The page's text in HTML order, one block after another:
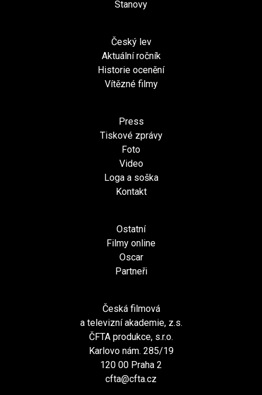
Stanovy
Český lev
Aktuální ročník
Historie ocenění
Vítězné filmy
Press
Tiskové zprávy
Foto
Video
Loga a soška
Kontakt
Ostatní
Filmy online
Oscar
Partneři
Česká filmová
a televizní akademie, z.s.
ČFTA produkce, s.r.o.
Karlovo nám. 285/19
120 00 Praha 2
cfta@cfta.cz